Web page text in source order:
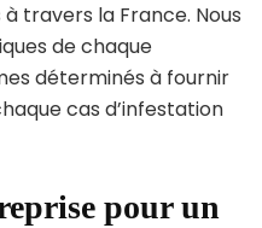
travers la France. Nous
de chaque
déterminés à fournir
cas d’infestation
pour un